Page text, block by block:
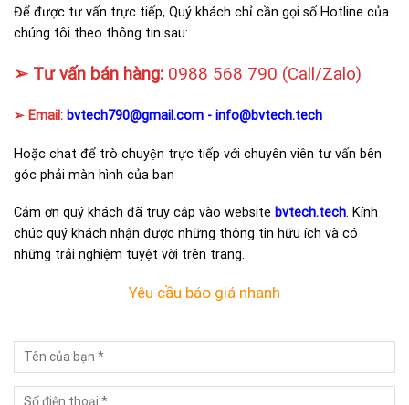
Để được tư vấn trực tiếp, Quý khách chỉ cần gọi số Hotline của
chúng tôi theo thông tin sau:
➢ Tư vấn bán hàng: 0988 568 790 (Call/Zalo)
➢ Email: bvtech790@gmail.com - info@bvtech.tech
Hoặc chat để trò chuyện trực tiếp với chuyên viên tư vấn bên
góc phải màn hình của bạn
Cảm ơn quý khách đã truy cập vào website bvtech.tech. Kính
chúc quý khách nhận được những thông tin hữu ích và có
những trải nghiệm tuyệt vời trên trang.
Yêu cầu báo giá nhanh